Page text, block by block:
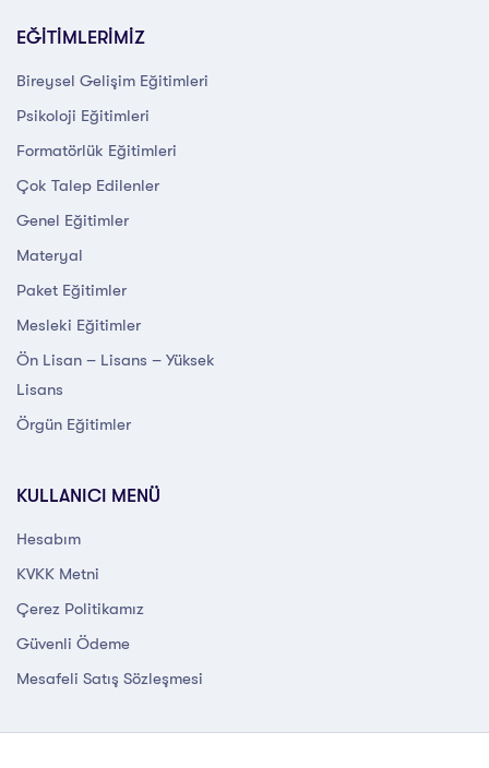
EĞİTİMLERİMİZ
Bireysel Gelişim Eğitimleri
Psikoloji Eğitimleri
Formatörlük Eğitimleri
Çok Talep Edilenler
Genel Eğitimler
Materyal
Paket Eğitimler
Mesleki Eğitimler
Ön Lisan – Lisans – Yüksek
Lisans
Örgün Eğitimler
KULLANICI MENÜ
Hesabım
KVKK Metni
Çerez Politikamız
Güvenli Ödeme
Mesafeli Satış Sözleşmesi